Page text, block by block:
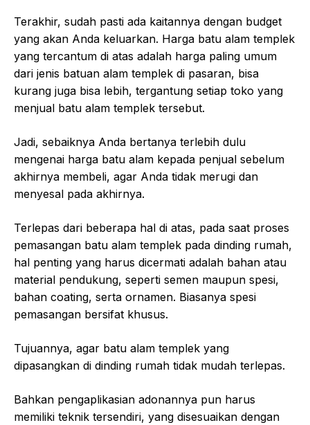
Terakhir, sudah pasti ada kaitannya dengan budget
yang akan Anda keluarkan. Harga batu alam templek
yang tercantum di atas adalah harga paling umum
dari jenis batuan alam templek di pasaran, bisa
kurang juga bisa lebih, tergantung setiap toko yang
menjual batu alam templek tersebut.
Jadi, sebaiknya Anda bertanya terlebih dulu
mengenai harga batu alam kepada penjual sebelum
akhirnya membeli, agar Anda tidak merugi dan
menyesal pada akhirnya.
Terlepas dari beberapa hal di atas, pada saat proses
pemasangan batu alam templek pada dinding rumah,
hal penting yang harus dicermati adalah bahan atau
material pendukung, seperti semen maupun spesi,
bahan coating, serta ornamen. Biasanya spesi
pemasangan bersifat khusus.
Tujuannya, agar batu alam templek yang
dipasangkan di dinding rumah tidak mudah terlepas.
Bahkan pengaplikasian adonannya pun harus
memiliki teknik tersendiri, yang disesuaikan dengan